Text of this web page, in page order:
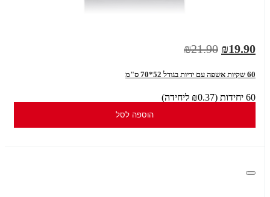
₪19.90
₪21.90
60 שקיות אשפה עם ידיות בגודל 52*70 ס"מ
60 יחידות (₪0.37 ליחידה)
הוספה לסל